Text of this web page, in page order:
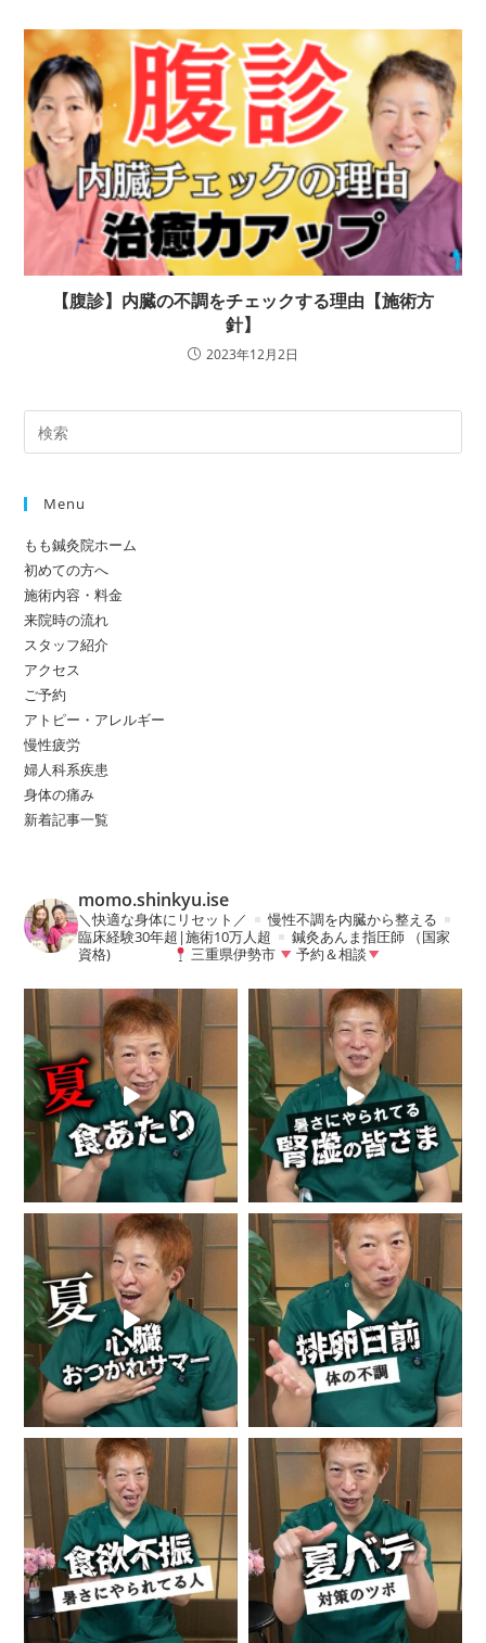
【腹診】内臓の不調をチェックする理由【施術方
針】
2023年12月2日
Menu
もも鍼灸院ホーム
初めての方へ
施術内容・料金
来院時の流れ
スタッフ紹介
アクセス
ご予約
アトピー・アレルギー
慢性疲労
婦人科系疾患
身体の痛み
新着記事一覧
momo.shinkyu.ise
＼快適な身体にリセット／
慢性不調を内臓から整える
臨床経験30年超|施術10万人超
鍼灸あんま指圧師 （国家
資格)
三重県伊勢市 予約＆相談